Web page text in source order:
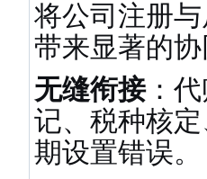
将公司注册
带来显著的
无缝衔接：
记、税种核
期设置错误。